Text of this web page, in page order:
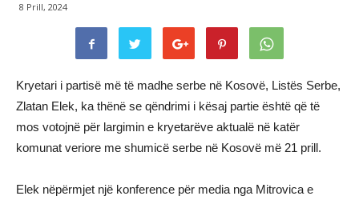
8 Prill, 2024
Kryetari i partisë më të madhe serbe në Kosovë, Listës Serbe,
Zlatan Elek, ka thënë se qëndrimi i kësaj partie është që të
mos votojnë për largimin e kryetarëve aktualë në katër
komunat veriore me shumicë serbe në Kosovë më 21 prill.
Elek nëpërmjet një konference për media nga Mitrovica e